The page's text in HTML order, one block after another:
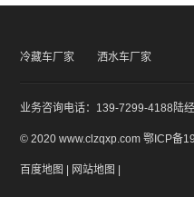
冷藏车厂家 洒水车厂家
业务咨询电话：139-7299-4188陆
© 2020 www.clzqxp.com鄂ICP备
百度地图 网站地图